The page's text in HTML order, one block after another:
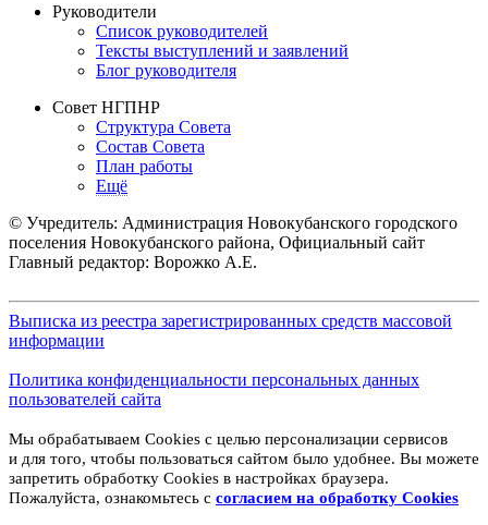
Руководители
Список руководителей
Тексты выступлений и заявлений
Блог руководителя
Совет НГПНР
Структура Совета
Состав Совета
План работы
Ещё
© Учредитель: Администрация Новокубанского городского
поселения Новокубанского района, Официальный сайт
Главный редактор: Ворожко А.Е.
Выписка из реестра зарегистрированных средств массовой
информации
Политика конфиденциальности персональных данных
пользователей сайта
Мы обрабатываем Cookies с целью персонализации сервисов
и для того, чтобы пользоваться сайтом было удобнее. Вы можете
запретить обработку Cookies в настройках браузера.
Пожалуйста, ознакомьтесь с согласием на обработку Cookies